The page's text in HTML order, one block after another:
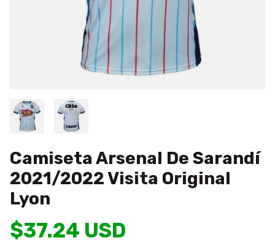
Camiseta Arsenal De Sarandí
2021/2022 Visita Original
Lyon
$37.24 USD